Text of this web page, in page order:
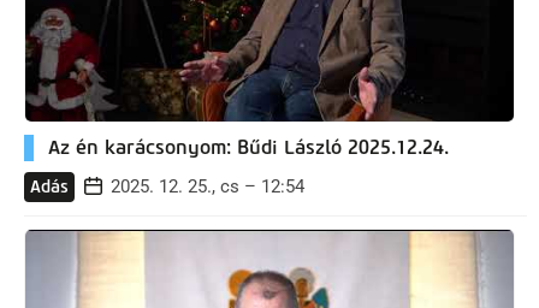
Az én karácsonyom: Bűdi László 2025.12.24.
Adás 2025. 12. 25., cs – 12:54